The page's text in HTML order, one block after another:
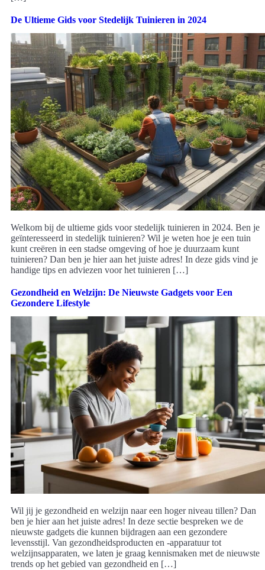
De Ultieme Gids voor Stedelijk Tuinieren in 2024
Welkom bij de ultieme gids voor stedelijk tuinieren in 2024. Ben je
geïnteresseerd in stedelijk tuinieren? Wil je weten hoe je een tuin
kunt creëren in een stadse omgeving of hoe je duurzaam kunt
tuinieren? Dan ben je hier aan het juiste adres! In deze gids vind je
handige tips en adviezen voor het tuinieren […]
Gezondheid en Welzijn: De Nieuwste Gadgets voor Een
Gezondere Lifestyle
Wil jij je gezondheid en welzijn naar een hoger niveau tillen? Dan
ben je hier aan het juiste adres! In deze sectie bespreken we de
nieuwste gadgets die kunnen bijdragen aan een gezondere
levensstijl. Van gezondheidsproducten en -apparatuur tot
welzijnsapparaten, we laten je graag kennismaken met de nieuwste
trends op het gebied van gezondheid en […]